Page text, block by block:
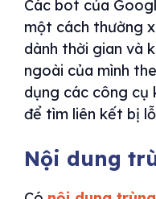
Các bot của
một cách thường
dành thời gian và
ngoài của mình
dụng các công cụ
để tìm liên kết bị
Nội dung